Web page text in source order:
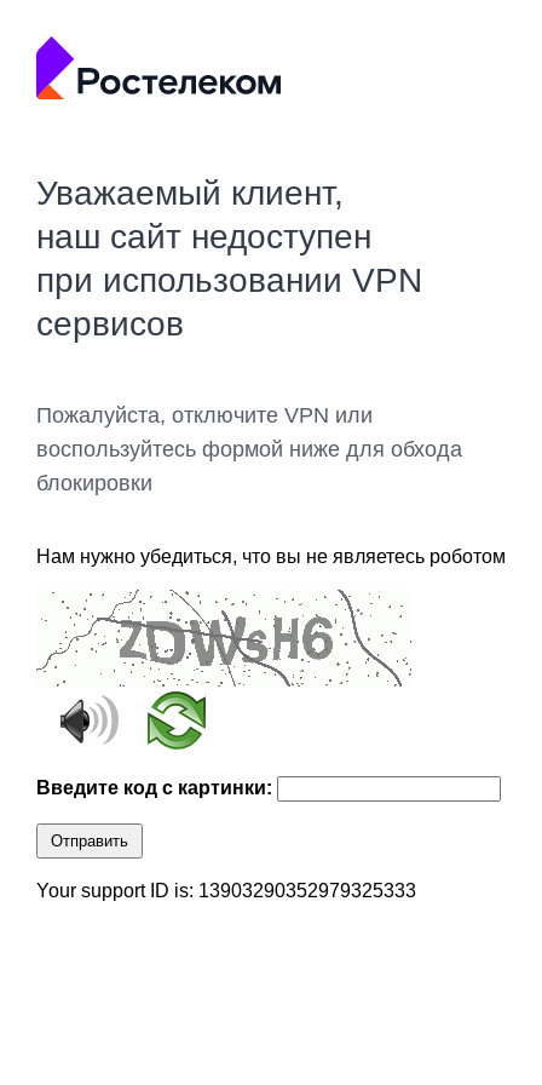
Уважаемый клиент,
наш сайт недоступен
при использовании VPN
сервисов
Пожалуйста, отключите VPN или
воспользуйтесь формой ниже для обхода
блокировки
Нам нужно убедиться, что вы не являетесь роботом
Введите код с картинки:
Отправить
Your support ID is: 13903290352979325333